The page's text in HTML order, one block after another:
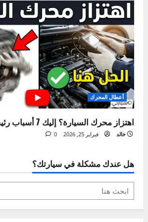
مقالة ذات صلة
أعطال المحرك
حل مشكلة تسرب زيت المحرك (5 أسباب وعلاجها)
خالد يوليو 14, 2026 0